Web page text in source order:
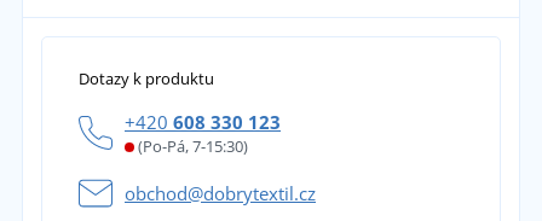
Dotazy k produktu
+420 608 330 123
(Po-Pá, 7-15:30)
obchod@dobrytextil.cz